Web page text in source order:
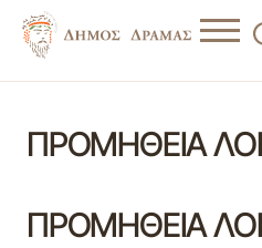
ΠΡΟΜΗΘΕΙΑ
ΠΡΟΜΗΘΕΙΑ